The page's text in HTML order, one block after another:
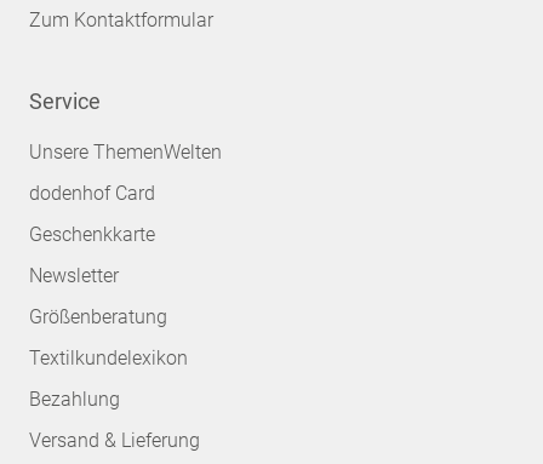
Zum Kontaktformular
Service
Unsere ThemenWelten
dodenhof Card
Geschenkkarte
Newsletter
Größenberatung
Textilkundelexikon
Bezahlung
Versand & Lieferung